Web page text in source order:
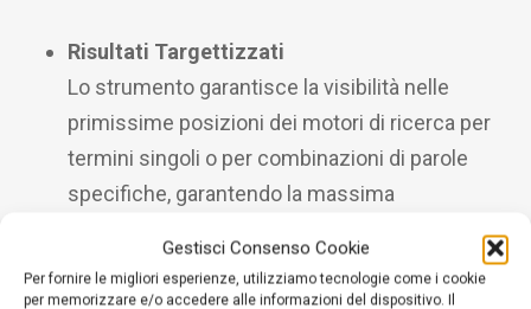
Gestisci Consenso Cookie
Per fornire le migliori esperienze, utilizziamo tecnologie come i cookie
per memorizzare e/o accedere alle informazioni del dispositivo. Il
Risultati Targettizzati
Lo strumento garantisce la visibilità nelle
primissime posizioni dei motori di ricerca per
termini singoli o per combinazioni di parole
specifiche, garantendo la massima
Selezione ed aggiornamento costante delle